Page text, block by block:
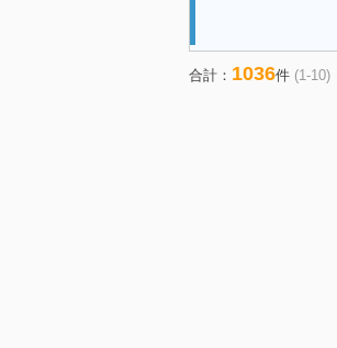
合計： 1036件 (1-10)